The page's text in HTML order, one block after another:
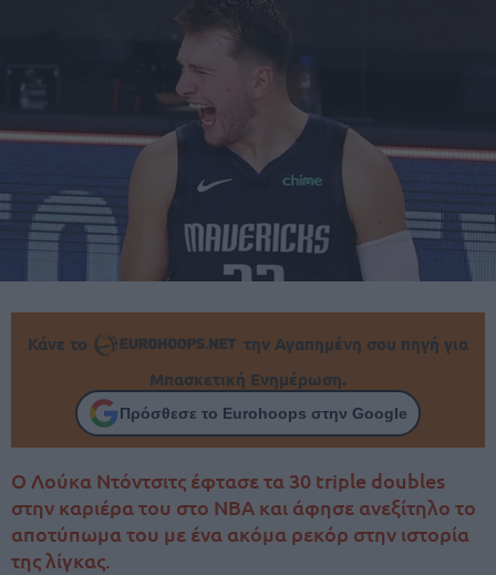
Κάνε το
την Αγαπημένη σου πηγή για
Μπασκετική Ενημέρωση.
Πρόσθεσε το Eurohoops στην Google
Ο Λούκα Ντόντσιτς έφτασε τα 30 triple doubles
στην καριέρα του στο NBA και άφησε ανεξίτηλο το
αποτύπωμα του με ένα ακόμα ρεκόρ στην ιστορία
της λίγκας.